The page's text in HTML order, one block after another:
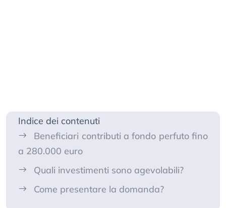
Indice dei contenuti
Beneficiari contributi a fondo perfuto fino
a 280.000 euro
Quali investimenti sono agevolabili?
Come presentare la domanda?